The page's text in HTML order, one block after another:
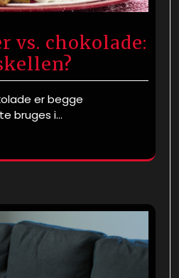
vs. chokolade:
er begge
bruges i…